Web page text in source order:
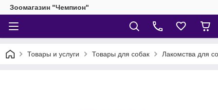
Зоомагазин "Чемпион"
Товары и услуги Товары для собак Лакомства для